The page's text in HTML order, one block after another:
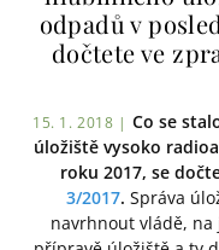
odpadů v
dočtete ve
15. 1. 2018 | Co se
úložiště vysoko
roku 2017, se
3/2017. Správa
navrhnout vládě, na